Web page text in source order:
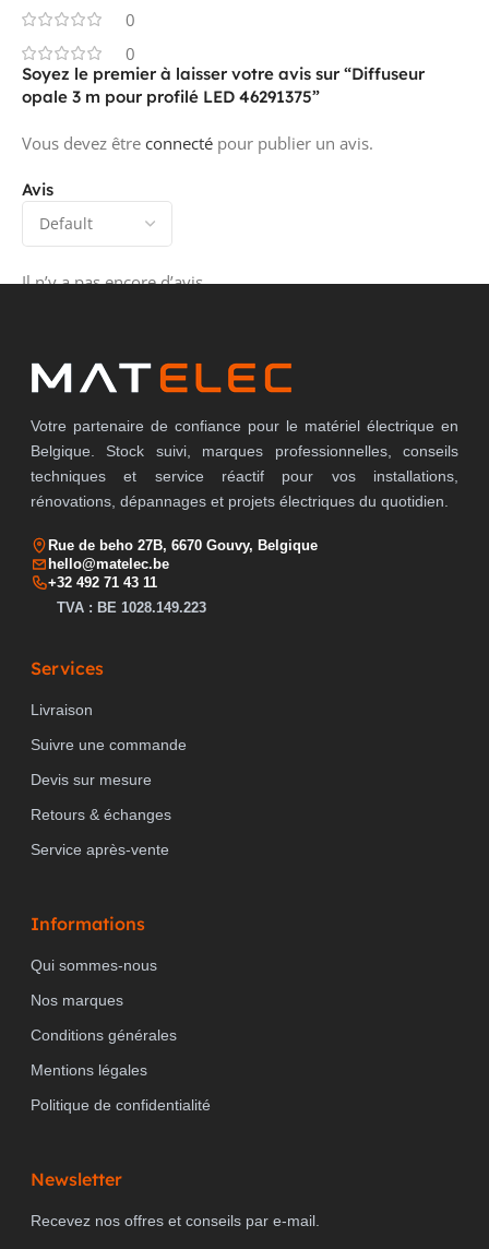
0
0
Avis
Il n’y a pas encore d’avis.
Soyez le premier à laisser votre avis sur “Diffuseur
opale 3 m pour profilé LED 46291375”
Vous devez être connecté pour publier un avis.
Votre partenaire de confiance pour le matériel électrique en
Belgique. Stock suivi, marques professionnelles, conseils
techniques et service réactif pour vos installations,
rénovations, dépannages et projets électriques du quotidien.
Rue de beho 27B, 6670 Gouvy, Belgique
hello@matelec.be
+32 492 71 43 11
TVA : BE 1028.149.223
Services
Livraison
Suivre une commande
Devis sur mesure
Retours & échanges
Service après-vente
Informations
Qui sommes-nous
Nos marques
Conditions générales
Mentions légales
Politique de confidentialité
Newsletter
Recevez nos offres et conseils par e-mail.